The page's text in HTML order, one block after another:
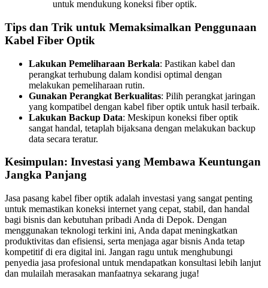
untuk mendukung koneksi fiber optik.
Tips dan Trik untuk Memaksimalkan Penggunaan
Kabel Fiber Optik
Lakukan Pemeliharaan Berkala: Pastikan kabel dan
perangkat terhubung dalam kondisi optimal dengan
melakukan pemeliharaan rutin.
Gunakan Perangkat Berkualitas: Pilih perangkat jaringan
yang kompatibel dengan kabel fiber optik untuk hasil terbaik.
Lakukan Backup Data: Meskipun koneksi fiber optik
sangat handal, tetaplah bijaksana dengan melakukan backup
data secara teratur.
Kesimpulan: Investasi yang Membawa Keuntungan
Jangka Panjang
Jasa pasang kabel fiber optik adalah investasi yang sangat penting
untuk memastikan koneksi internet yang cepat, stabil, dan handal
bagi bisnis dan kebutuhan pribadi Anda di Depok. Dengan
menggunakan teknologi terkini ini, Anda dapat meningkatkan
produktivitas dan efisiensi, serta menjaga agar bisnis Anda tetap
kompetitif di era digital ini. Jangan ragu untuk menghubungi
penyedia jasa profesional untuk mendapatkan konsultasi lebih lanjut
dan mulailah merasakan manfaatnya sekarang juga!